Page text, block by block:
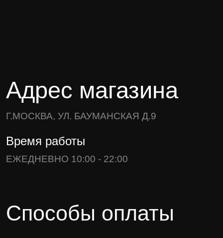
Адрес магазина
Г.МОСКВА, УЛ. БАУМАНСКАЯ Д.9
Время работы
ЕЖЕДНЕВНО 10:00 - 22:00
Способы оплаты